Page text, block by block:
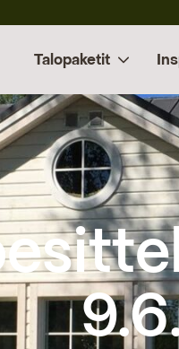
Talopaketit